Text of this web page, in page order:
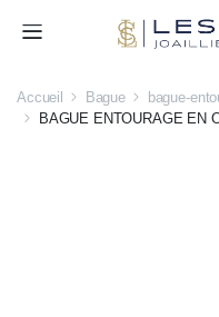
Accueil Bague
bague-
BAGUE ENTOURAGE EN